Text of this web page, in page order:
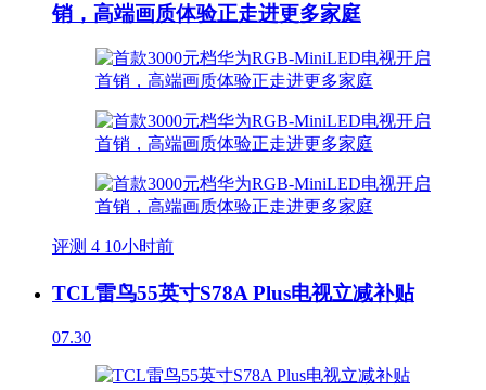
销，高端画质体验正走进更多家庭
评测 4 10小时前
TCL雷鸟55英寸S78A Plus电视立减补贴
07.30